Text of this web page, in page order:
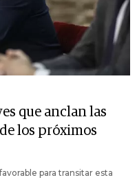
que anclan las
los próximos
para transitar esta